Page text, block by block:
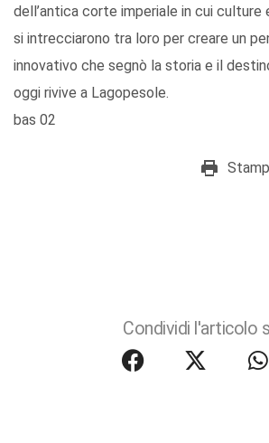
dell’antica corte imperiale in cui
si intrecciarono tra loro per creare un
innovativo che segnò la storia e il
oggi rivive a Lagopesole.
bas 02
Condividi l'articolo